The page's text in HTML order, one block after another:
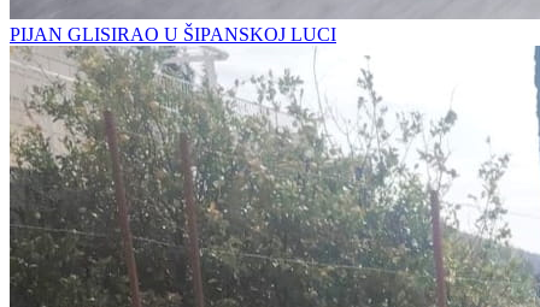
PIJAN GLISIRAO U ŠIPANSKOJ LUCI